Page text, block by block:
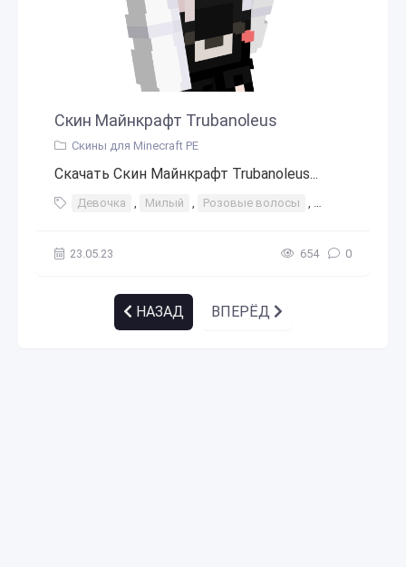
Скин Майнкрафт Trubanoleus
Скины для Minecraft PE
Скачать Скин Майнкрафт Trubanoleus...
Девочка , Милый , Розовые волосы , Каваи
23.05.23 654 0
НАЗАД ВПЕРЁД